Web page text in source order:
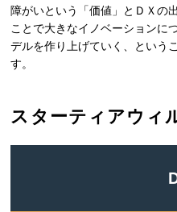
障がいという「価値」とＤＸの
ことで大きなイノベーションに
デルを作り上げていく、という
す。
スターティアウィ